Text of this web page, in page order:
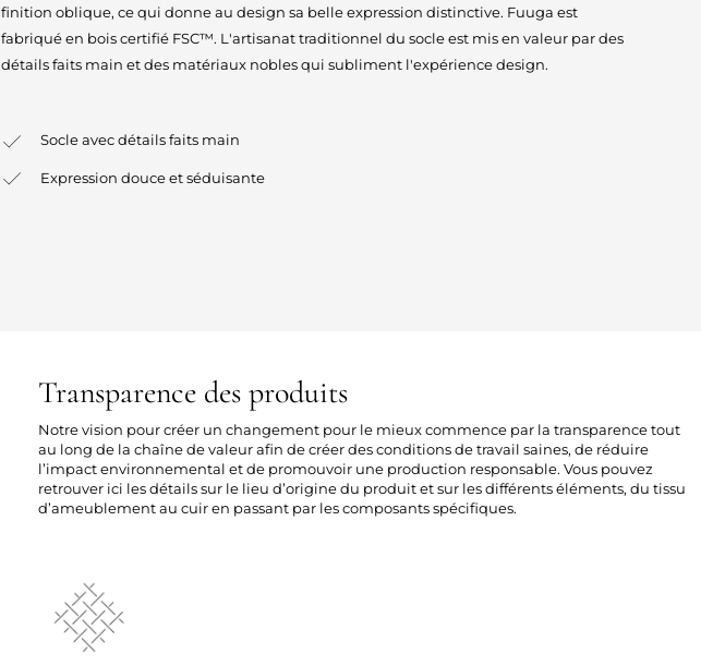
finition oblique, ce qui donne au design sa belle expression distinctive. Fuuga est
fabriqué en bois certifié FSC™. L'artisanat traditionnel du socle est mis en valeur par des
détails faits main et des matériaux nobles qui subliment l'expérience design.
Socle avec détails faits main
Expression douce et séduisante
Transparence des produits
Notre vision pour créer un changement pour le mieux commence par la transparence tout
au long de la chaîne de valeur afin de créer des conditions de travail saines, de réduire
l’impact environnemental et de promouvoir une production responsable. Vous pouvez
retrouver ici les détails sur le lieu d’origine du produit et sur les différents éléments, du tissu
d’ameublement au cuir en passant par les composants spécifiques.